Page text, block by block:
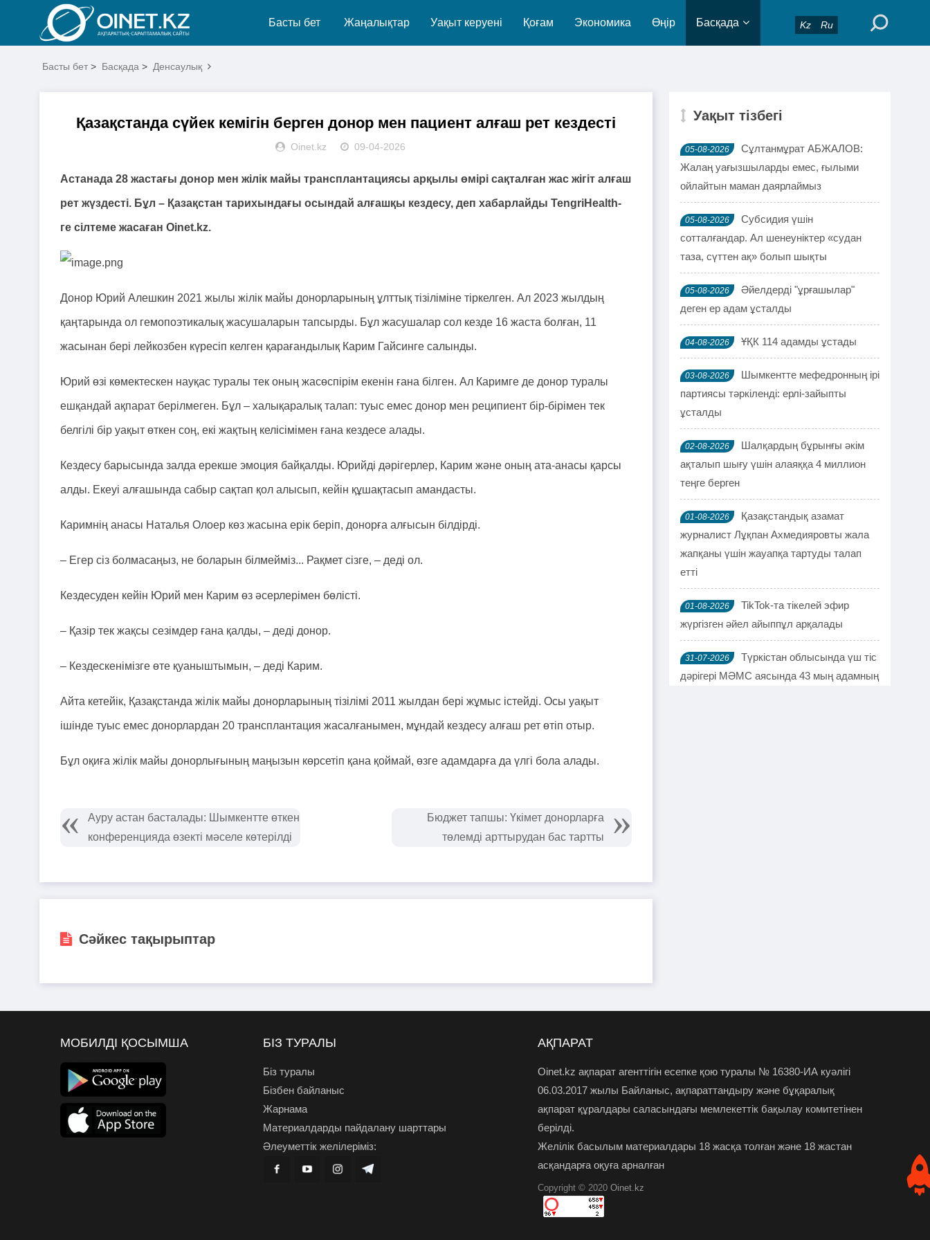
Kz Ru
Басты бет Жаңалықтар Уақыт керуені Қоғам Экономика Өңір Басқада
Басты бет > Басқада > Денсаулық
Қазақстанда сүйек кемігін берген донор мен пациент алғаш рет кездесті
Oinet.kz 09-04-2026
Астанада 28 жастағы донор мен жілік майы трансплантациясы арқылы өмірі сақталған жас жігіт алғаш
рет жүздесті. Бұл – Қазақстан тарихындағы осындай алғашқы кездесу, деп хабарлайды TengriHealth-
ге сілтеме жасаған Оinet.kz.
Донор Юрий Алешкин 2021 жылы жілік майы донорларының ұлттық тізіліміне тіркелген. Ал 2023 жылдың
қаңтарында ол гемопоэтикалық жасушаларын тапсырды. Бұл жасушалар сол кезде 16 жаста болған, 11
жасынан бері лейкозбен күресіп келген қарағандылық Карим Гайсинге салынды.
Юрий өзі көмектескен науқас туралы тек оның жасөспірім екенін ғана білген. Ал Каримге де донор туралы
ешқандай ақпарат берілмеген. Бұл – халықаралық талап: туыс емес донор мен реципиент бір-бірімен тек
белгілі бір уақыт өткен соң, екі жақтың келісімімен ғана кездесе алады.
Кездесу барысында залда ерекше эмоция байқалды. Юрийді дәрігерлер, Карим және оның ата-анасы қарсы
алды. Екеуі алғашында сабыр сақтап қол алысып, кейін құшақтасып амандасты.
Каримнің анасы Наталья Олоер көз жасына ерік беріп, донорға алғысын білдірді.
– Егер сіз болмасаңыз, не боларын білмейміз... Рақмет сізге, – деді ол.
Кездесуден кейін Юрий мен Карим өз әсерлерімен бөлісті.
– Қазір тек жақсы сезімдер ғана қалды, – деді донор.
– Кездескенімізге өте қуаныштымын, – деді Карим.
Айта кетейік, Қазақстанда жілік майы донорларының тізілімі 2011 жылдан бері жұмыс істейді. Осы уақыт
ішінде туыс емес донорлардан 20 трансплантация жасалғанымен, мұндай кездесу алғаш рет өтіп отыр.
Бұл оқиға жілік майы донорлығының маңызын көрсетіп қана қоймай, өзге адамдарға да үлгі бола алады.
Ауру астан басталады: Шымкентте өткен
конференцияда өзекті мәселе көтерілді
Бюджет тапшы: Үкімет донорларға
төлемді арттырудан бас тартты
Сәйкес тақырыптар
Уақыт тізбегі
05-08-2026
Сұлтанмұрат АБЖАЛОВ:
Жалаң уағызшыларды емес, ғылыми
ойлайтын маман даярлаймыз
05-08-2026
Субсидия үшін
сотталғандар. Ал шенеуніктер «судан
таза, сүттен ақ» болып шықты
05-08-2026
Әйелдерді "ұрғашылар"
деген ер адам ұсталды
04-08-2026 ҰҚК 114 адамды ұстады
03-08-2026
Шымкентте мефедронның ірі
партиясы тәркіленді: ерлі-зайыпты
ұсталды
02-08-2026
Шалқардың бұрынғы әкім
ақталып шығу үшін алаяққа 4 миллион
теңге берген
01-08-2026
Қазақстандық азамат
журналист Лұқпан Ахмедияровты жала
жапқаны үшін жауапқа тартуды талап
етті
01-08-2026
TikTok-та тікелей эфир
жүргізген әйел айыппұл арқалады
31-07-2026
Түркістан облысында үш тіс
дәрігері МӘМС аясында 43 мың адамның
28-07-2026
Премьер-министр Алматы
күдікті сотта қыздың өзі бірінші пышақ
сұққанын мәлімдеді
Lexus бренді майларының көшірмесін
МОБИЛДІ ҚОСЫМША БІЗ ТУРАЛЫ
Біз туралы
Бізбен байланыс
Жарнама
Материалдарды пайдалану шарттары
Әлеуметтік желілеріміз:
АҚПАРАТ
Oinet.kz ақпарат агенттігін есепке қою туралы № 16380-ИА куәлігі
06.03.2017 жылы Байланыс, ақпараттандыру және бұқаралық
ақпарат құралдары саласындағы мемлекеттік бақылау комитетінен
берілді.
Желілік басылым материалдары 18 жасқа толған және 18 жастан
асқандарға оқуға арналған
Copyright © 2020Oinet.kz